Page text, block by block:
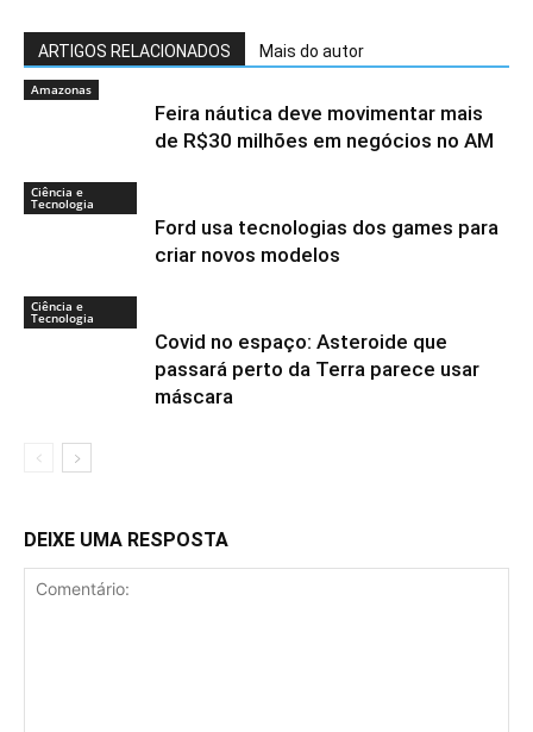
ARTIGOS RELACIONADOS Mais do autor
Amazonas
Feira náutica deve movimentar mais
de R$30 milhões em negócios no AM
Ciência e
Tecnologia
Ford usa tecnologias dos games para
criar novos modelos
Ciência e
Tecnologia
Covid no espaço: Asteroide que
passará perto da Terra parece usar
máscara
DEIXE UMA RESPOSTA